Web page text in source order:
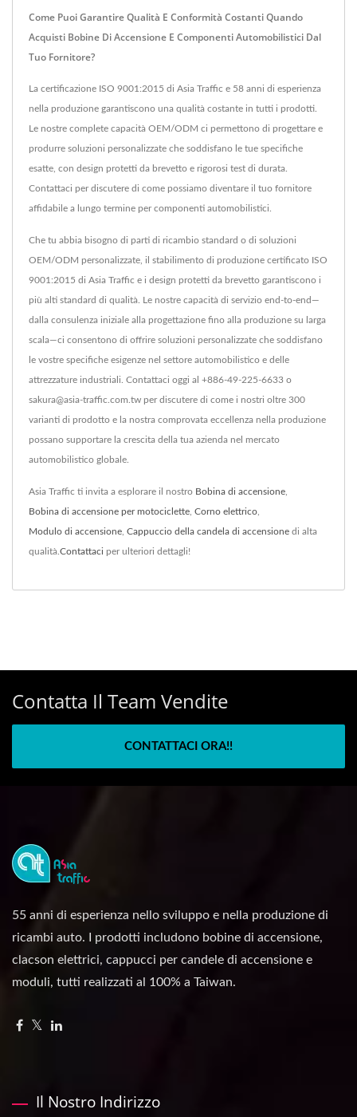
Come Puoi Garantire Qualità E Conformità Costanti Quando
Acquisti Bobine Di Accensione E Componenti Automobilistici Dal
Tuo Fornitore?
La certificazione ISO 9001:2015 di Asia Traffic e 58 anni di esperienza
nella produzione garantiscono una qualità costante in tutti i prodotti.
Le nostre complete capacità OEM/ODM ci permettono di progettare e
produrre soluzioni personalizzate che soddisfano le tue specifiche
esatte, con design protetti da brevetto e rigorosi test di durata.
Contattaci per discutere di come possiamo diventare il tuo fornitore
affidabile a lungo termine per componenti automobilistici.
Che tu abbia bisogno di parti di ricambio standard o di soluzioni
OEM/ODM personalizzate, il stabilimento di produzione certificato ISO
9001:2015 di Asia Traffic e i design protetti da brevetto garantiscono i
più alti standard di qualità. Le nostre capacità di servizio end-to-end—
dalla consulenza iniziale alla progettazione fino alla produzione su larga
scala—ci consentono di offrire soluzioni personalizzate che soddisfano
le vostre specifiche esigenze nel settore automobilistico e delle
attrezzature industriali. Contattaci oggi al +886-49-225-6633 o
sakura@asia-traffic.com.tw per discutere di come i nostri oltre 300
varianti di prodotto e la nostra comprovata eccellenza nella produzione
possano supportare la crescita della tua azienda nel mercato
automobilistico globale.
Asia Traffic ti invita a esplorare il nostro Bobina di accensione
Bobina di accensione per motociclette Corno elettrico
Modulo di accensione Cappuccio della candela di accensione di alta
qualità. Contattaci per ulteriori dettagli!
Contatta Il Team Vendite
CONTATTACI ORA!!
55 anni di esperienza nello sviluppo e nella produzione di
ricambi auto. I prodotti includono bobine di accensione,
clacson elettrici, cappucci per candele di accensione e
moduli, tutti realizzati al 100% a Taiwan.
Il Nostro Indirizzo